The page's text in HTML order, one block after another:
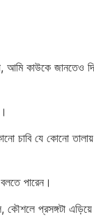
আমি কাউকে
চাবি যে কোনো
পারেন।
প্রসঙ্গটা